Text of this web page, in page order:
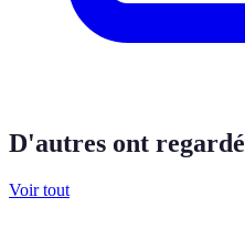
D'autres ont regardé
Voir tout